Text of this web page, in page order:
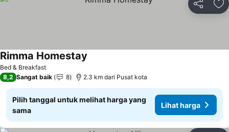
Bagikan
Bed & Breakfast
Rimma Homestay
8,2 Sangat baik 8 2.3 km dari Pusat kota
Pilih tanggal untuk melihat harga yang
sama
Lihat harga